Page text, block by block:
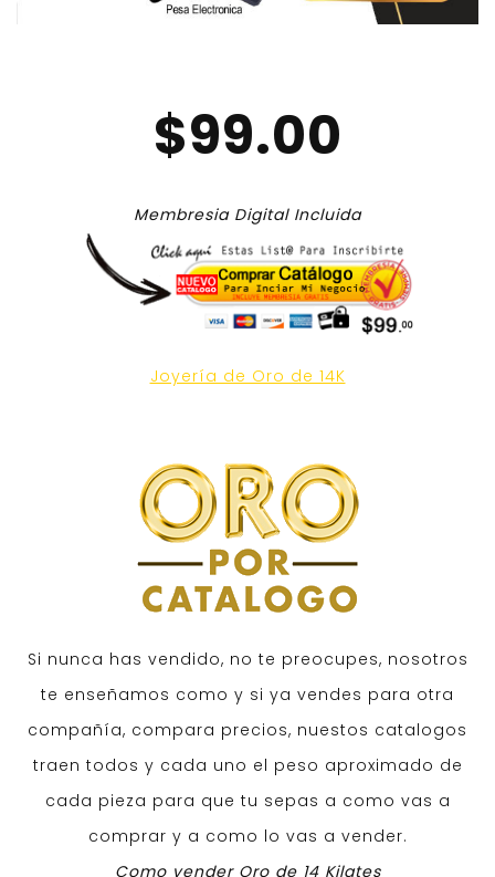
$99.00
Membresia Digital Incluida
Joyería de Oro de 14K
Si nunca has vendido, no te preocupes, nosotros
te enseñamos como y si ya vendes para otra
compañía, compara precios, nuestos catalogos
traen todos y cada uno el peso aproximado de
cada pieza para que tu sepas a como vas a
comprar y a como lo vas a vender.
Como vender Oro de 14 Kilates